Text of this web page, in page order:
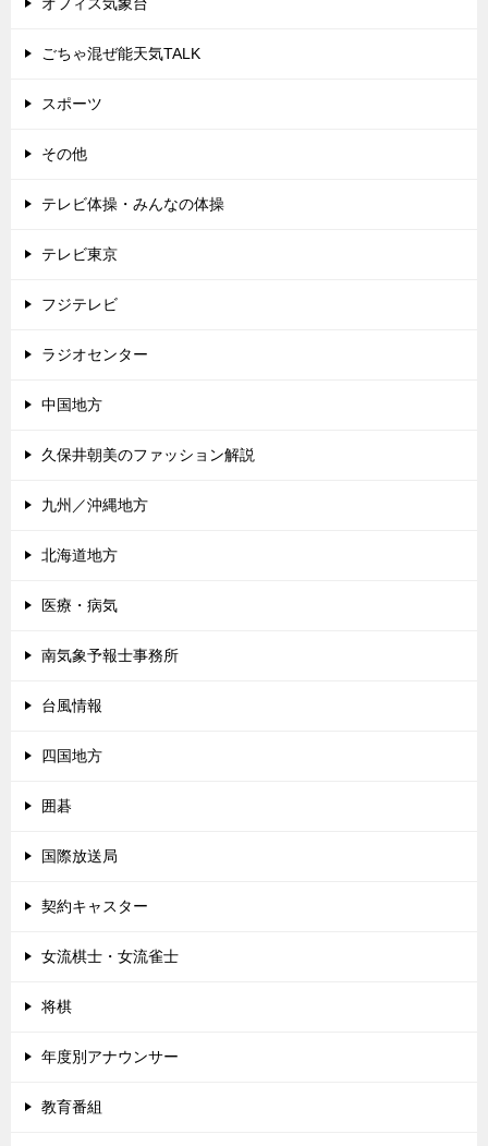
ごちゃ混ぜ能天気TALK
スポーツ
その他
テレビ体操・みんなの体操
テレビ東京
フジテレビ
ラジオセンター
中国地方
久保井朝美のファッション解説
九州／沖縄地方
北海道地方
医療・病気
南気象予報士事務所
台風情報
四国地方
囲碁
国際放送局
契約キャスター
女流棋士・女流雀士
将棋
年度別アナウンサー
教育番組